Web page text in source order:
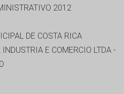
2012
DE COSTA RICA
INDUSTRIA E COMERCIO LTDA -